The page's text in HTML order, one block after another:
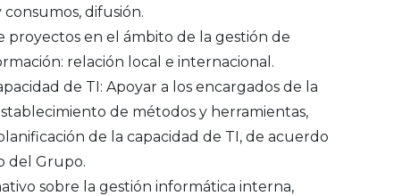
difusión.
proyectos en el ámbito de la gestión de
relación local e internacional.
de TI: Apoyar a los encargados de la
de métodos y herramientas,
de la capacidad de TI, de acuerdo
del Grupo.
sobre la gestión informática interna,